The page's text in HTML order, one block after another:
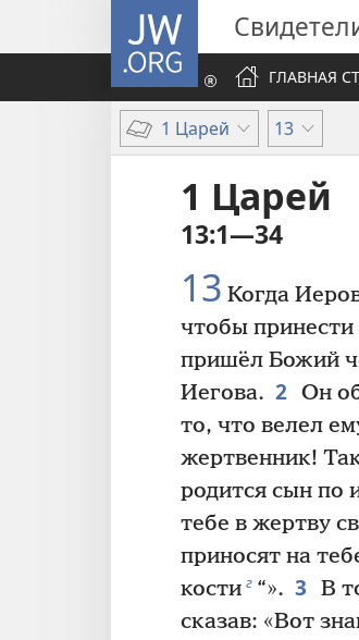
JW.ORG
ГЛАВНАЯ
1 Царей 13
1 Царей
13:1—34
13 Когда
чтобы
пришёл Божий
Иегова. 2 Он
то, что велел
жертвенник!
родится сын по
тебе в жертву
приносят на
кости г “». 3 В
сказав: «Вот